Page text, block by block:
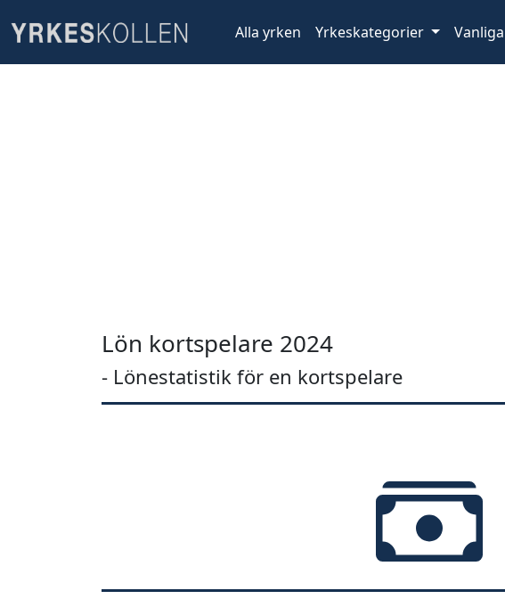
Alla yrken Yrkeskategorier
Lön kortspelare 2024
- Lönestatistik för en kortspelare